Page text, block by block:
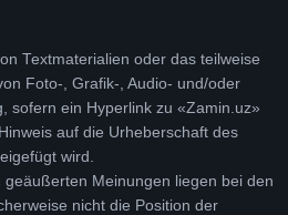
Textmaterialien oder das teilweise
Foto-, Grafik-, Audio- und/oder
sofern ein Hyperlink zu «Zamin.uz»
auf die Urheberschaft des
wird.
geäußerten Meinungen liegen bei den
nicht die Position der